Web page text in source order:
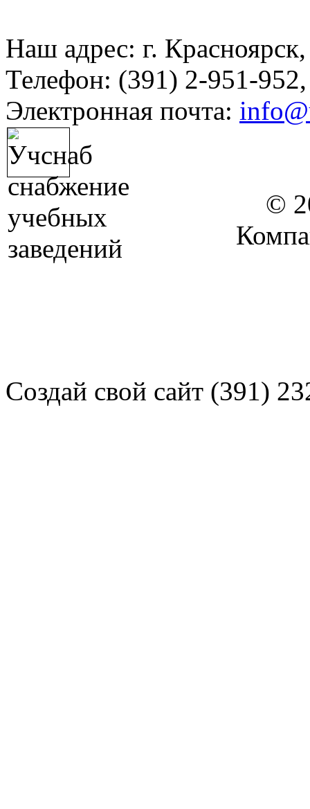
Наш адрес: г.
Телефон: (391) 2-951-
Электронная почта:
©
Создай свой сайт (391)